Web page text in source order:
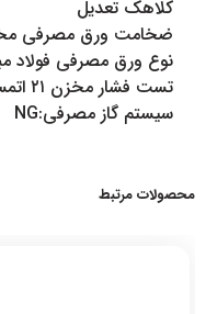
کلاهک تعدیل
ضخامت ورق مصرفی مخزن / بدنه ۲/
نوع ورق مصرفی فولاد
تست فشار مخزن ۲۱ اتمسفر
سیستم گاز مصرفی:NG
محصولات مرتبط